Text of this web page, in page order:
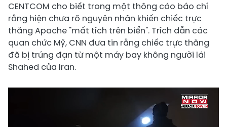
CENTCOM cho biết trong một thông cáo báo chí
rằng hiện chưa rõ nguyên nhân khiến chiếc trực
thăng Apache "mất tích trên biển". Trích dẫn các
quan chức Mỹ, CNN đưa tin rằng chiếc trực thăng
đã bị trúng đạn từ một máy bay không người lái
Shahed của Iran.